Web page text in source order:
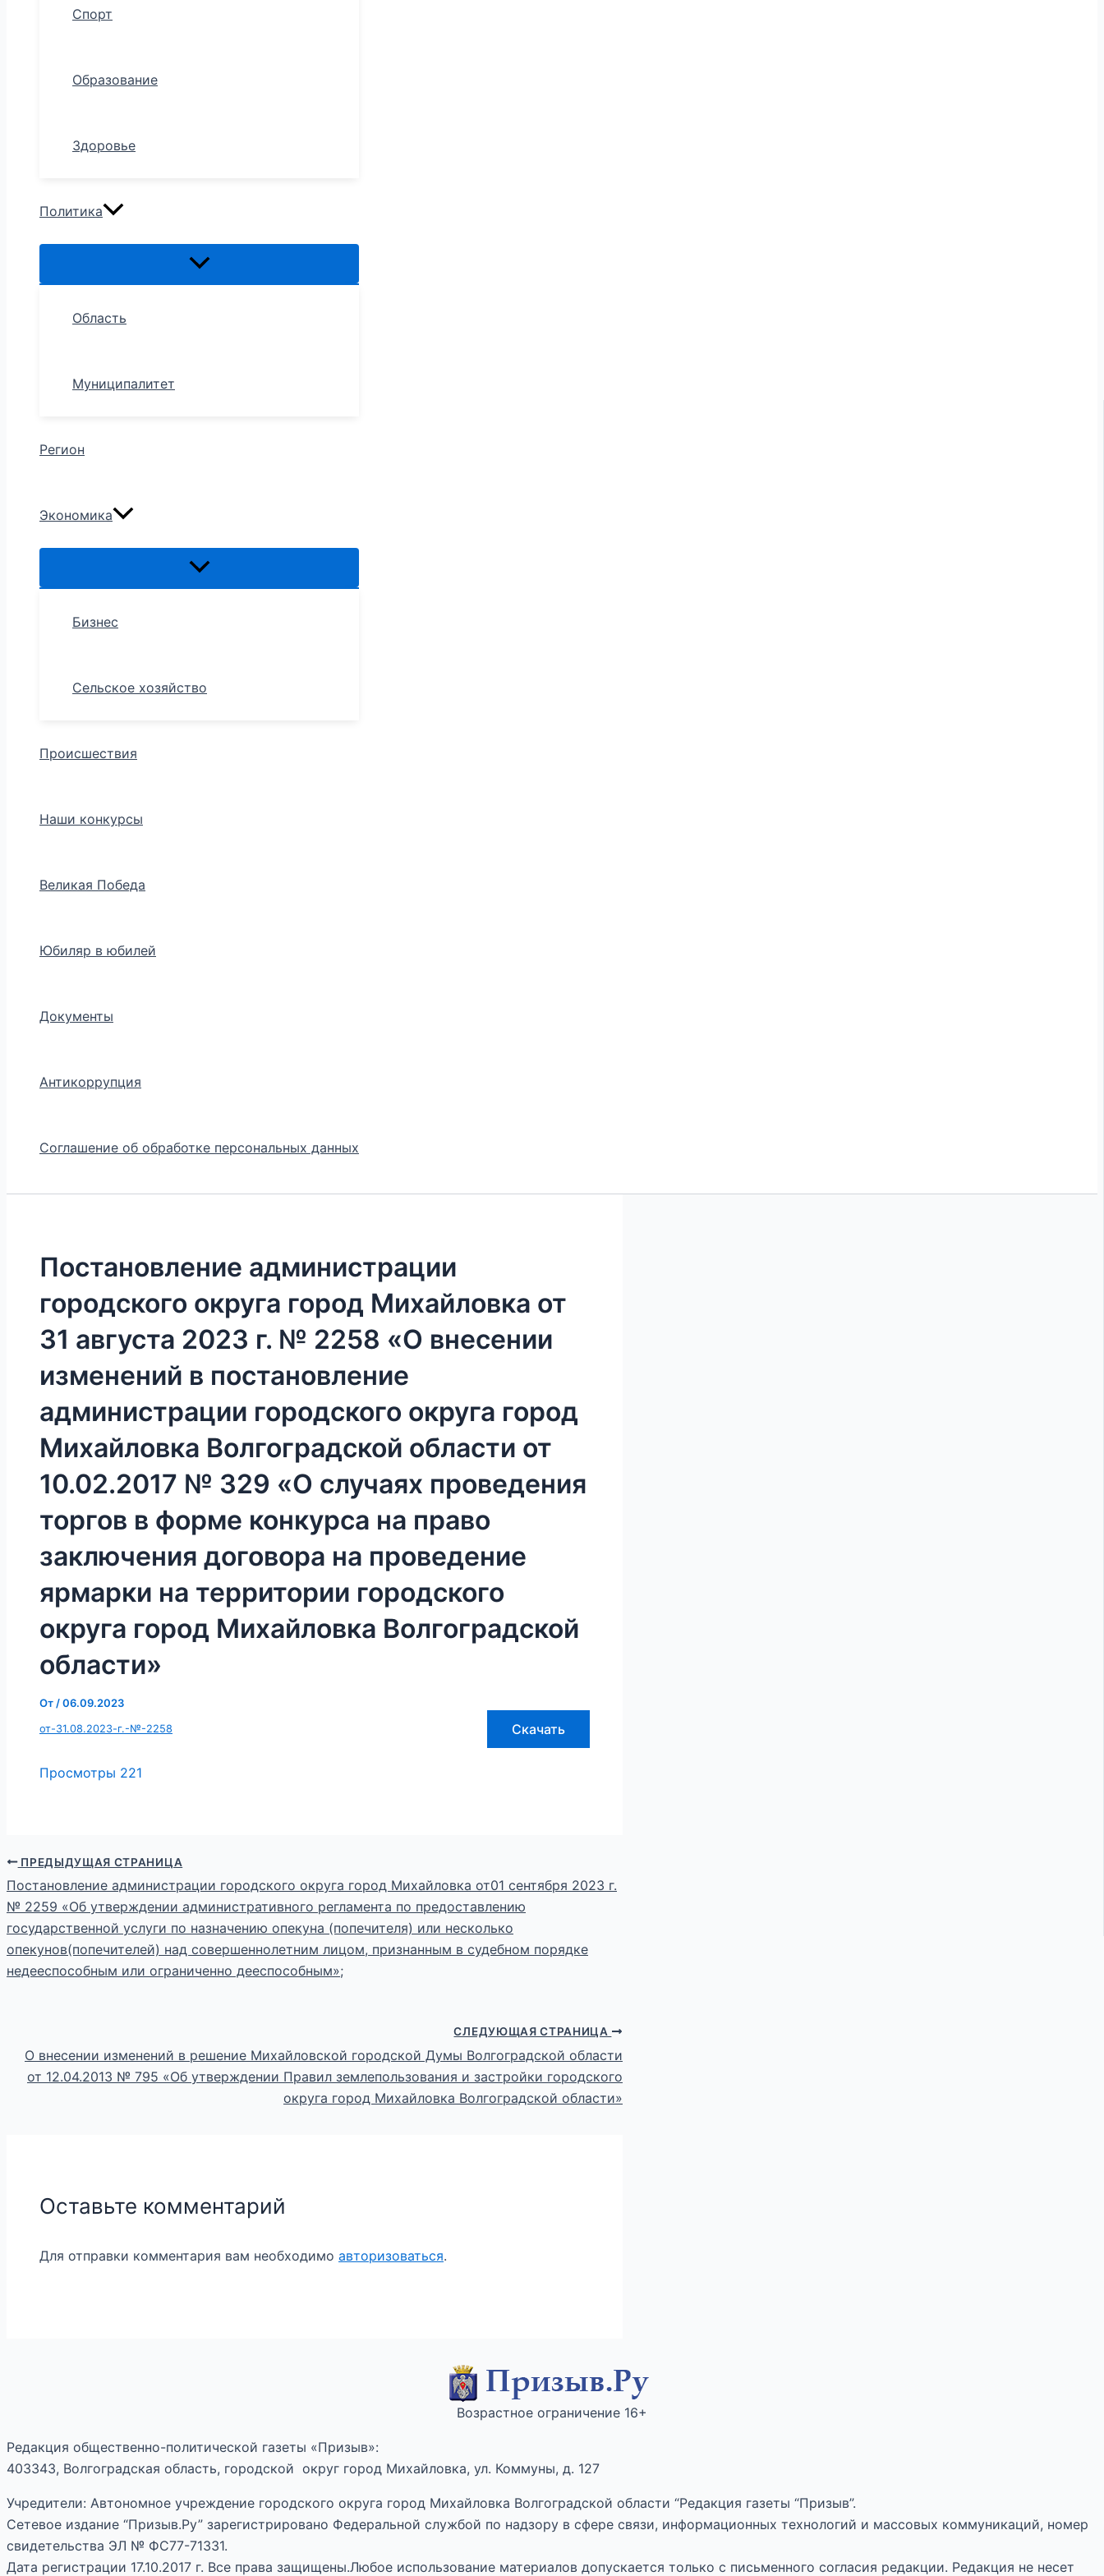
Спорт
Образование
Здоровье
Политика
Область
Муниципалитет
Регион
Экономика
Бизнес
Сельское хозяйство
Происшествия
Наши конкурсы
Великая Победа
Юбиляр в юбилей
Документы
Антикоррупция
Соглашение об обработке персональных данных
Постановление администрации
городского округа город Михайловка от
31 августа 2023 г. № 2258 «О внесении
изменений в постановление
администрации городского округа город
Михайловка Волгоградской области от
10.02.2017 № 329 «О случаях проведения
торгов в форме конкурса на право
заключения договора на проведение
ярмарки на территории городского
округа город Михайловка Волгоградской
области»
От /06.09.2023
от-31.08.2023-г.-№-2258 Скачать
Просмотры 221
ПРЕДЫДУЩАЯ СТРАНИЦА
Постановление администрации городского округа город Михайловка от01 сентября 2023 г.
№ 2259 «Об утверждении административного регламента по предоставлению
государственной услуги по назначению опекуна (попечителя) или несколько
опекунов(попечителей) над совершеннолетним лицом, признанным в судебном порядке
недееспособным или ограниченно дееспособным»;
СЛЕДУЮЩАЯ СТРАНИЦА
О внесении изменений в решение Михайловской городской Думы Волгоградской области
от 12.04.2013 № 795 «Об утверждении Правил землепользования и застройки городского
округа город Михайловка Волгоградской области»
Оставьте комментарий
Для отправки комментария вам необходимо авторизоваться.
Возрастное ограничение 16+
Редакция общественно-политической газеты «Призыв»:
403343, Волгоградская область, городской округ город Михайловка, ул. Коммуны, д. 127
Учредители: Автономное учреждение городского округа город Михайловка Волгоградской области “Редакция газеты “Призыв”.
Сетевое издание “Призыв.Ру” зарегистрировано Федеральной службой по надзору в сфере связи, информационных технологий и массовых коммуникаций, номер
свидетельства ЭЛ № ФС77-71331.
Дата регистрации 17.10.2017 г. Все права защищены.Любое использование материалов допускается только с письменного согласия редакции. Редакция не несет